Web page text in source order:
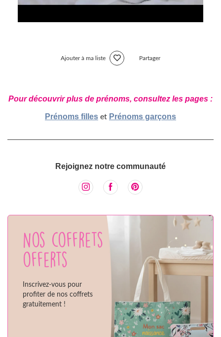
Ajouter à ma liste Partager
Pour découvrir plus de prénoms, consultez les pages :
Prénoms filles et Prénoms garçons
Rejoignez notre communauté
Nos coffrets
offerts
Inscrivez-vous pour
profiter de nos coffrets
gratuitement !